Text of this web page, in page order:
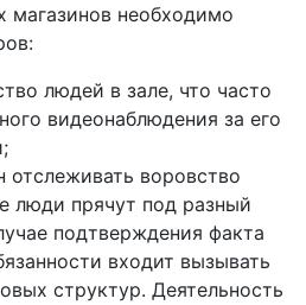
магазинов необходимо
людей в зале, что часто
видеонаблюдения за его
отслеживать воровство
люди прячут под разный
подтверждения факта
входит вызывать
структур. Деятельность